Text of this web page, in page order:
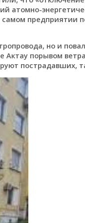
атомно-
предприятии
но и
порывом
пострадавших,